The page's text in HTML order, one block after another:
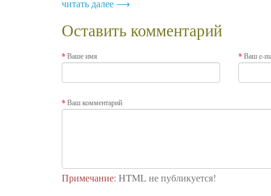
читать далее ⟶
Оставить комментарий
Ваше имя Ваш e-
Ваш комментарий
Примечание: HTML не публикуется!